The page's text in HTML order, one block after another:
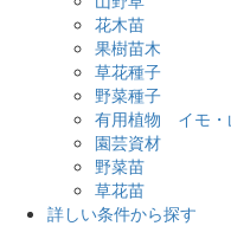
花木苗
果樹苗木
草花種子
野菜種子
有用植物 イモ・
園芸資材
野菜苗
草花苗
詳しい条件から探す